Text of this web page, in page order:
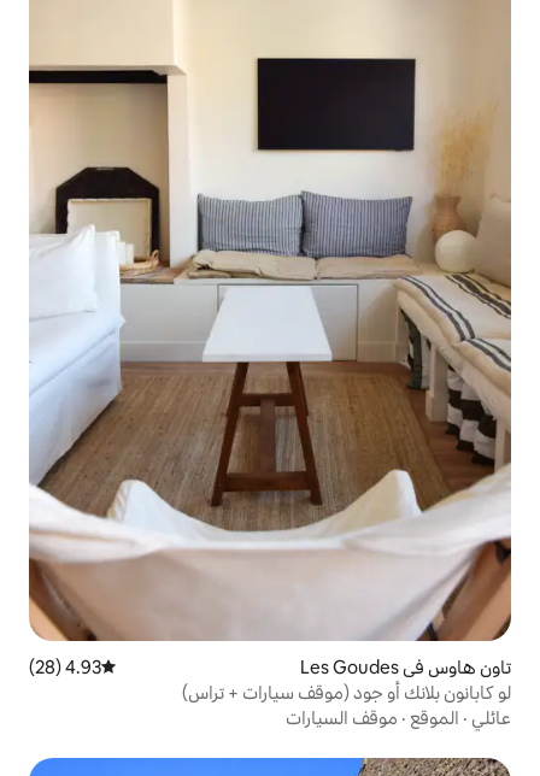
متوسط التقييم 4.93 من 5، 28 مراجعات
4.93 (28)
سيارات + تراس)